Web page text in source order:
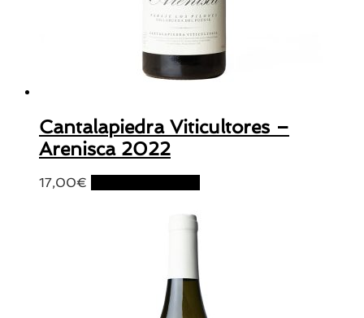
Cantalapiedra Viticultores –
Arenisca 2022
17,00€